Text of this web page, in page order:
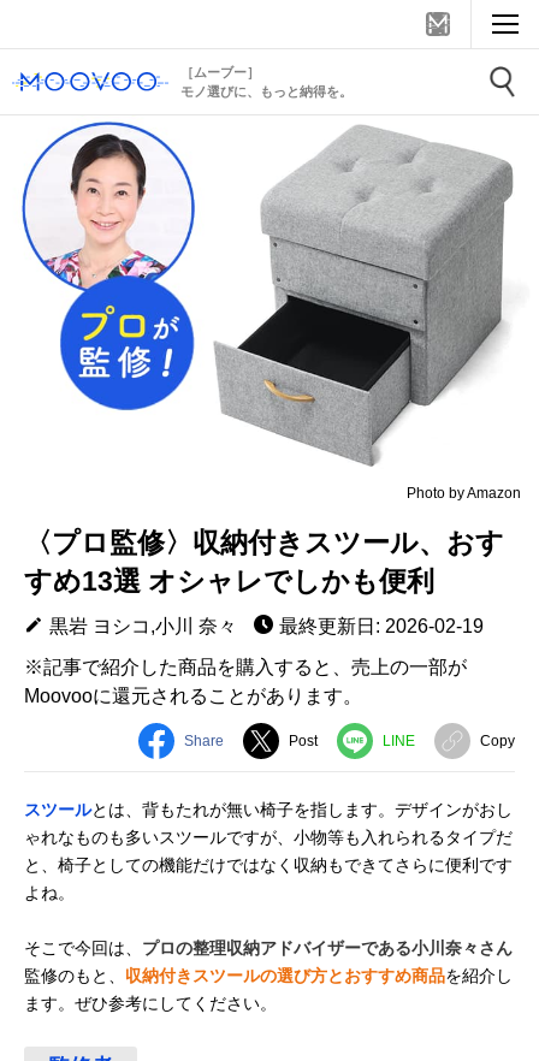
［ムーブー］
モノ選びに、もっと納得を。
Photo by Amazon
〈プロ監修〉収納付きスツール、おす
すめ13選 オシャレでしかも便利
黒岩 ヨシコ,小川 奈々
最終更新日: 2026-02-19
※記事で紹介した商品を購入すると、売上の一部が
Moovooに還元されることがあります。
Share Post LINE Copy
スツールとは、背もたれが無い椅子を指します。デザインがおし
ゃれなものも多いスツールですが、小物等も入れられるタイプだ
と、椅子としての機能だけではなく収納もできてさらに便利です
よね。
そこで今回は、 プロの整理収納アドバイザーである小川奈々さん
監修のもと、 収納付きスツールの選び方とおすすめ商品を紹介し
ます。ぜひ参考にしてください。